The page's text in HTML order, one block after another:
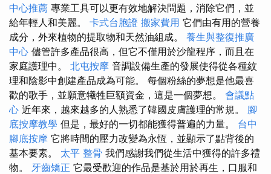
中心推薦 專業工具可以更有效地解決問題，消除它們，並
給年輕人和美麗。 卡式台胞證 搬家費用 它們由有用的營養
成分，外來植物的提取物和天然油組成。 養生與整復推廣
中心 儘管許多產品很高，但它不僅用於沙龍程序，而且在
家庭護理中。 北屯按摩 音調設備生產的發展使得從各種紋
理和陰影中創建產品成為可能。 每個粉絲的夢想是他最喜
歡的歌手，並願意犧牲巨額資金，這是一個夢想。 會議點
心 近年來，越來越多的人熟悉了韓國皮膚護理的常規。 腳
底按摩教學 但是，最好的一切都能獲得普遍的力量。 台中
腳底按摩 它將時間的壓力改變為永恆，並顯示了點背後的
基本要素。 太平 整骨 我們感謝我們從生活中獲得的許多禮
物。 牙齒矯正 它最受歡迎的作品是基於用於再生，口服和